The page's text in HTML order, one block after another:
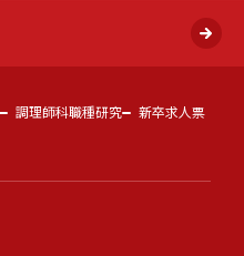
調理師科職種研究
新卒求人票